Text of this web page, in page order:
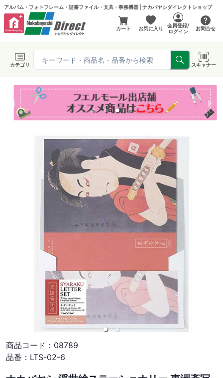
アルバム・フォトフレーム・証書ファイル・文具・事務機器 | ナカバヤシダイレクトショップ
カート お気に入り
会員登録/
ログイン
お問合せ
カテゴリ スキャナー
商品コード： 08789
品番： LTS-02-6